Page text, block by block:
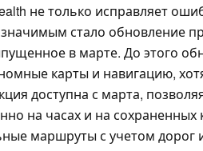
не только исправляет
стало обновление
в марте. До этого
карты и навигацию,
доступна с марта,
на часах и на сохраненных
маршруты с учетом дорог